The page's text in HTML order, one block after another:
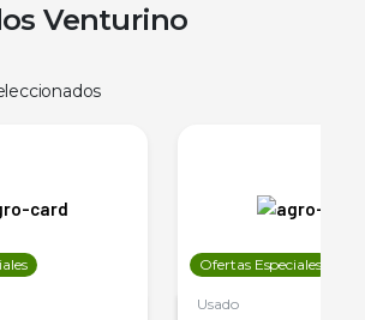
Venturino
Ofertas Especiales
Usado